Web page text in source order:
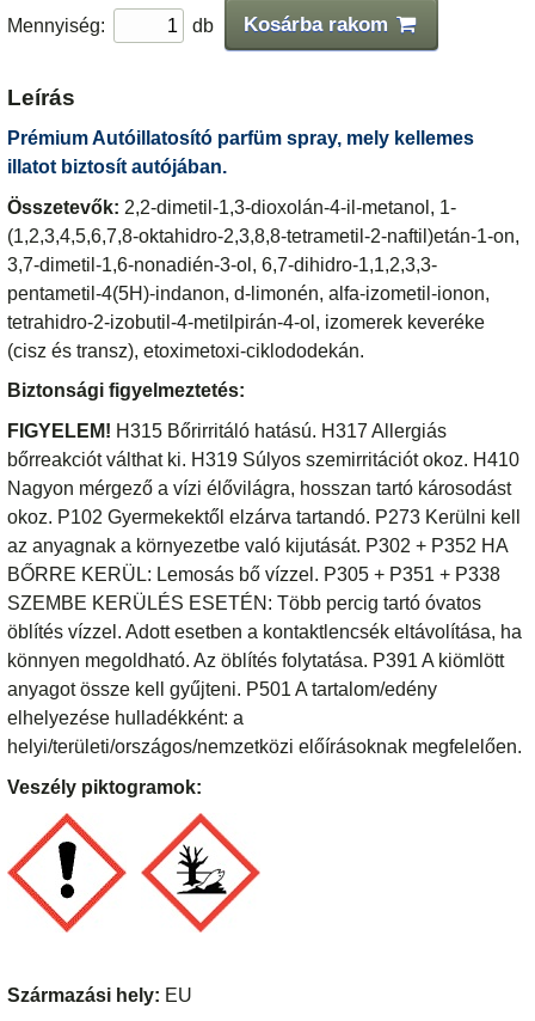
Mennyiség: db Kosárba rakom
Leírás
Prémium Autóillatosító parfüm spray, mely kellemes
illatot biztosít autójában.
Összetevők: 2,2-dimetil-1,3-dioxolán-4-il-metanol, 1-
(1,2,3,4,5,6,7,8-oktahidro-2,3,8,8-tetrametil-2-naftil)etán-1-on,
3,7-dimetil-1,6-nonadién-3-ol, 6,7-dihidro-1,1,2,3,3-
pentametil-4(5H)-indanon, d-limonén, alfa-izometil-ionon,
tetrahidro-2-izobutil-4-metilpirán-4-ol, izomerek keveréke
(cisz és transz), etoximetoxi-ciklododekán.
Biztonsági figyelmeztetés:
FIGYELEM! H315 Bőrirritáló hatású. H317 Allergiás
bőrreakciót válthat ki. H319 Súlyos szemirritációt okoz. H410
Nagyon mérgező a vízi élővilágra, hosszan tartó károsodást
okoz. P102 Gyermekektől elzárva tartandó. P273 Kerülni kell
az anyagnak a környezetbe való kijutását. P302 + P352 HA
BŐRRE KERÜL: Lemosás bő vízzel. P305 + P351 + P338
SZEMBE KERÜLÉS ESETÉN: Több percig tartó óvatos
öblítés vízzel. Adott esetben a kontaktlencsék eltávolítása, ha
könnyen megoldható. Az öblítés folytatása. P391 A kiömlött
anyagot össze kell gyűjteni. P501 A tartalom/edény
elhelyezése hulladékként: a
helyi/területi/országos/nemzetközi előírásoknak megfelelően.
Veszély piktogramok:
Származási hely: EU